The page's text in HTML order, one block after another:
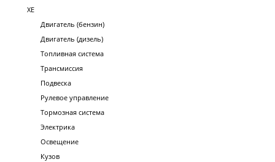
XE
Двигатель (бензин)
Двигатель (дизель)
Топливная система
Трансмиссия
Подвеска
Рулевое управление
Тормозная система
Электрика
Освещение
Кузов